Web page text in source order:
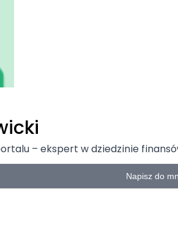
– ekspert w dziedzinie
Napisz do